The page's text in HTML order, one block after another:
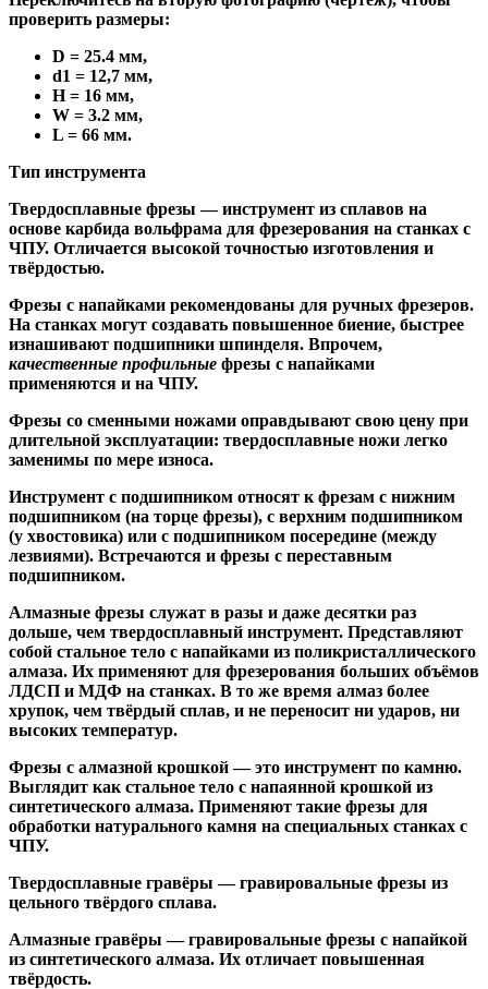
проверить размеры:
D = 25.4 мм,
d1 = 12,7 мм,
H = 16 мм,
W = 3.2 мм,
L = 66 мм.
Тип инструмента
Твердосплавные фрезы — инструмент из сплавов на
основе карбида вольфрама для фрезерования на станках с
ЧПУ. Отличается высокой точностью изготовления и
твёрдостью.
Фрезы с напайками рекомендованы для ручных фрезеров.
На станках могут создавать повышенное биение, быстрее
изнашивают подшипники шпинделя. Впрочем,
качественные профильные фрезы с напайками
применяются и на ЧПУ.
Фрезы со сменными ножами оправдывают свою цену при
длительной эксплуатации: твердосплавные ножи легко
заменимы по мере износа.
Инструмент с подшипником относят к фрезам с нижним
подшипником (на торце фрезы), с верхним подшипником
(у хвостовика) или с подшипником посередине (между
лезвиями). Встречаются и фрезы с переставным
подшипником.
Алмазные фрезы служат в разы и даже десятки раз
дольше, чем твердосплавный инструмент. Представляют
собой стальное тело с напайками из поликристаллического
алмаза. Их применяют для фрезерования больших объёмов
ЛДСП и МДФ на станках. В то же время алмаз более
хрупок, чем твёрдый сплав, и не переносит ни ударов, ни
высоких температур.
Фрезы с алмазной крошкой— это инструмент по камню.
Выглядит как стальное тело с напаянной крошкой из
синтетического алмаза. Применяют такие фрезы для
обработки натурального камня на специальных станках с
ЧПУ.
Твердосплавные гравёры — гравировальные фрезы из
цельного твёрдого сплава.
Алмазные гравёры — гравировальные фрезы с напайкой
из синтетического алмаза. Их отличает повышенная
твёрдость.